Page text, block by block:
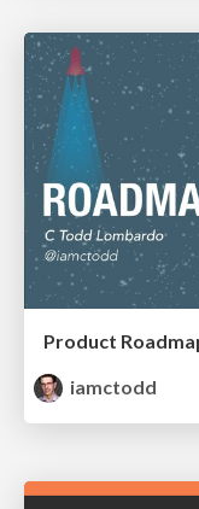
Product
iamctodd